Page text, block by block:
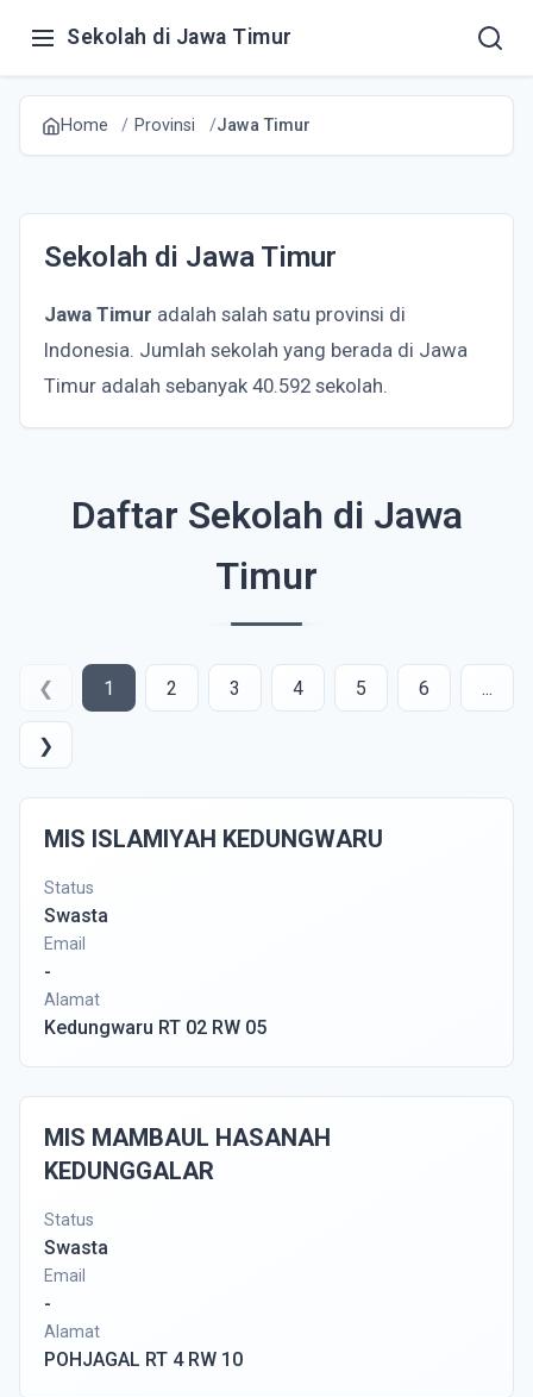
Sekolah di Jawa Timur
Home Provinsi Jawa Timur
Sekolah di Jawa Timur
Jawa Timur adalah salah satu provinsi di
Indonesia. Jumlah sekolah yang berada di Jawa
Timur adalah sebanyak 40.592 sekolah.
Daftar Sekolah di Jawa
Timur
❮ 1 2 3 4 5 6 ...
❯
MIS ISLAMIYAH KEDUNGWARU
Status
Swasta
Email
-
Alamat
Kedungwaru RT 02 RW 05
MIS MAMBAUL HASANAH
KEDUNGGALAR
Status
Swasta
Email
-
Alamat
POHJAGAL RT 4 RW 10